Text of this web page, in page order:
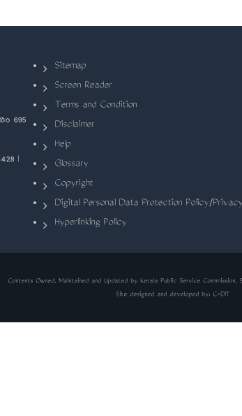
695
|
Sitemap
Screen Reader
Terms and Condition
Disclaimer
Help
Glossary
Copyright
Digital Personal Data Protection Policy/
Hyperlinking Policy
Contents Owned, Maintained and Updated by Kerala Public Service
Site designed and developed by: C-DIT